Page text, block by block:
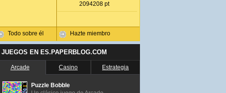
Todo sobre él
2094208 pt
Hazte miembro
JUEGOS EN ES.PAPERBLOG.COM
Arcade Casino Estrategia
Puzzle Bobble